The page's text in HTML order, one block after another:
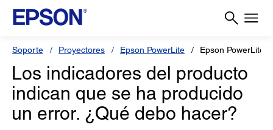
Soporte Proyectores Epson PowerLite Epson PowerLite
Los indicadores del producto
indican que se ha producido
un error. ¿Qué debo hacer?